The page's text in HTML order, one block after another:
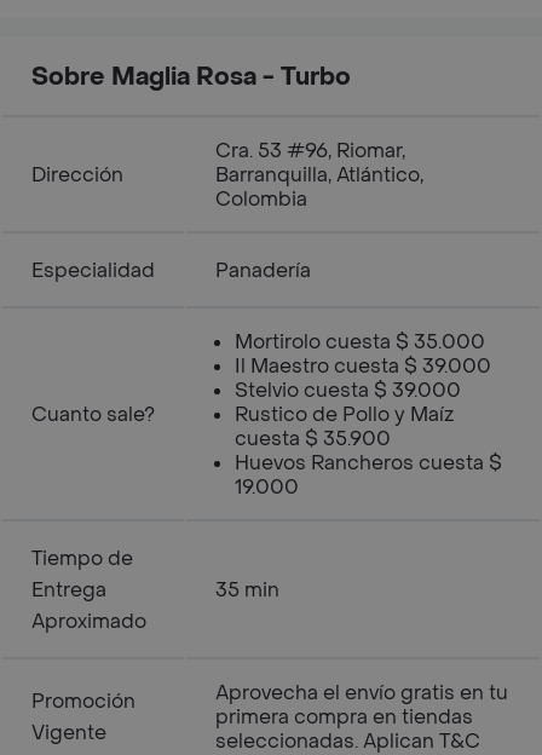
Sobre Maglia Rosa - Turbo
Dirección
Cra. 53 #96, Riomar,
Barranquilla, Atlántico,
Colombia
Especialidad Panadería
Cuanto sale?
Mortirolo cuesta $ 35.000
Il Maestro cuesta $ 39.000
Stelvio cuesta $ 39.000
Rustico de Pollo y Maíz
cuesta $ 35.900
Huevos Rancheros cuesta $
19.000
Tiempo de
Entrega
Aproximado
35 min
Promoción
Vigente
Aprovecha el envío gratis en tu
primera compra en tiendas
seleccionadas. Aplican T&C